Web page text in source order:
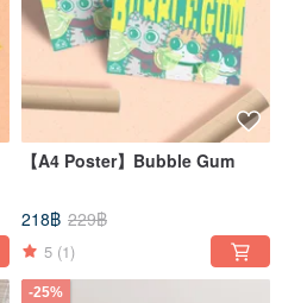
【A4 Poster】Bubble Gum
218฿ 229฿
5 (1)
-25%